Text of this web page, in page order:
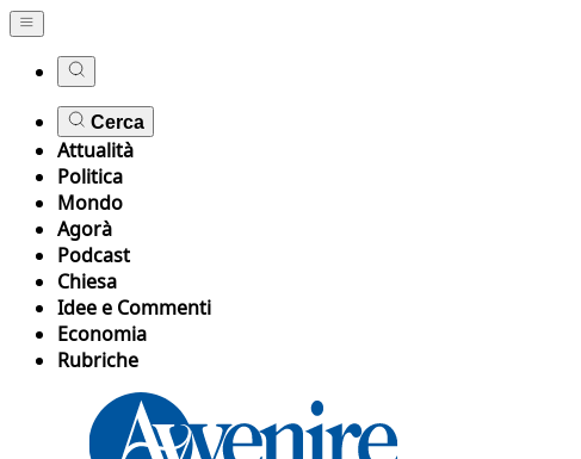
Cerca
Attualità
Politica
Mondo
Agorà
Podcast
Chiesa
Idee e Commenti
Economia
Rubriche